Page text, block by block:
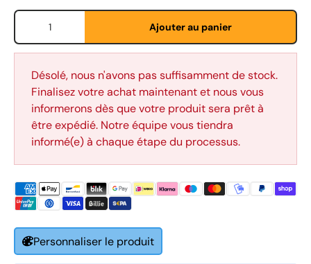
Fornavn *
Etternavn *
E-post
Telefon
Qté
Ajouter au panier
Désolé, nous n'avons pas suffisamment de stock.
Finalisez votre achat maintenant et nous vous
informerons dès que votre produit sera prêt à
être expédié. Notre équipe vous tiendra
informé(e) à chaque étape du processus.
Personnaliser le produit